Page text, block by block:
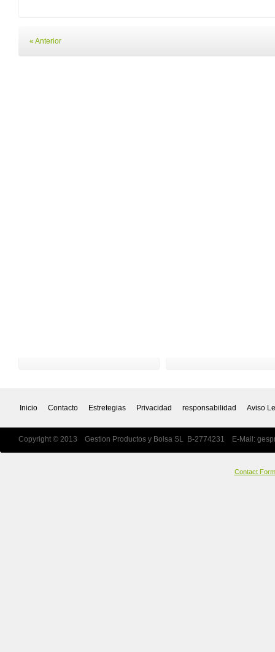
« Anterior
Inicio Contacto Estretegias Privacidad responsabilidad Aviso
Copyright © 2013 Gestion Productos y Bolsa SL B-2774231 E-Mail:
Contact Form